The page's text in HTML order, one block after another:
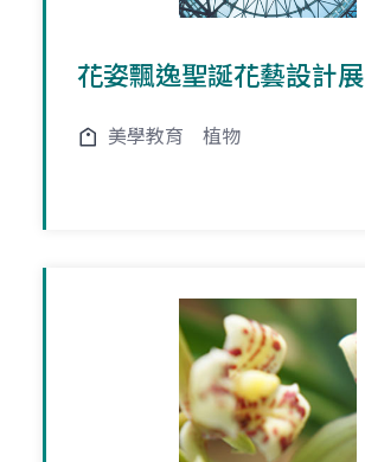
花姿飄逸聖誕花藝設計展
美學教育 植物